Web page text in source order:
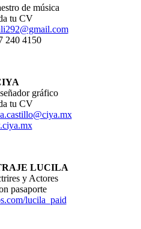
de música
tu CV
240 4150
gráfico
tu CV
LUCILA
y Actores
pasaporte
lucila_paid